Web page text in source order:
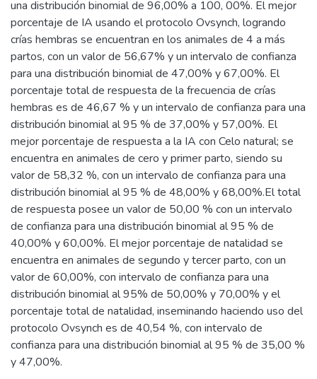
una distribución binomial de 96,00% a 100, 00%. El mejor
porcentaje de IA usando el protocolo Ovsynch, logrando
crías hembras se encuentran en los animales de 4 a más
partos, con un valor de 56,67% y un intervalo de confianza
para una distribución binomial de 47,00% y 67,00%. El
porcentaje total de respuesta de la frecuencia de crías
hembras es de 46,67 % y un intervalo de confianza para una
distribución binomial al 95 % de 37,00% y 57,00%. El
mejor porcentaje de respuesta a la IA con Celo natural; se
encuentra en animales de cero y primer parto, siendo su
valor de 58,32 %, con un intervalo de confianza para una
distribución binomial al 95 % de 48,00% y 68,00%.El total
de respuesta posee un valor de 50,00 % con un intervalo
de confianza para una distribución binomial al 95 % de
40,00% y 60,00%. El mejor porcentaje de natalidad se
encuentra en animales de segundo y tercer parto, con un
valor de 60,00%, con intervalo de confianza para una
distribución binomial al 95% de 50,00% y 70,00% y el
porcentaje total de natalidad, inseminando haciendo uso del
protocolo Ovsynch es de 40,54 %, con intervalo de
confianza para una distribución binomial al 95 % de 35,00 %
y 47,00%.